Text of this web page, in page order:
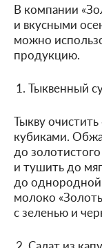
В компании
и вкусными
можно
продукцию.
Тыквенный
Тыкву
кубиками.
до
и тушить до
до однородной
молоко
с зеленью и